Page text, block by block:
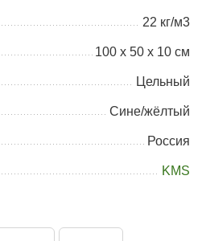
22 кг/м3
100 х 50 х 10 см
Цельный
Сине/жёлтый
Россия
KMS